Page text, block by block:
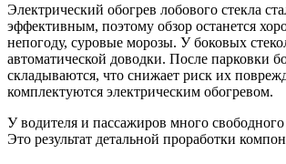
Электрический обогрев лобового стекла
эффективным, поэтому обзор останется
непогоду, суровые морозы. У боковых
автоматической доводки. После парковки
складываются, что снижает риск их
комплектуются электрическим обогревом.
У водителя и пассажиров много свободного
Это результат детальной проработки